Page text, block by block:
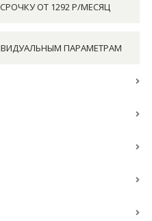
ОТ 1292 Р/МЕСЯЦ
ПАРАМЕТРАМ